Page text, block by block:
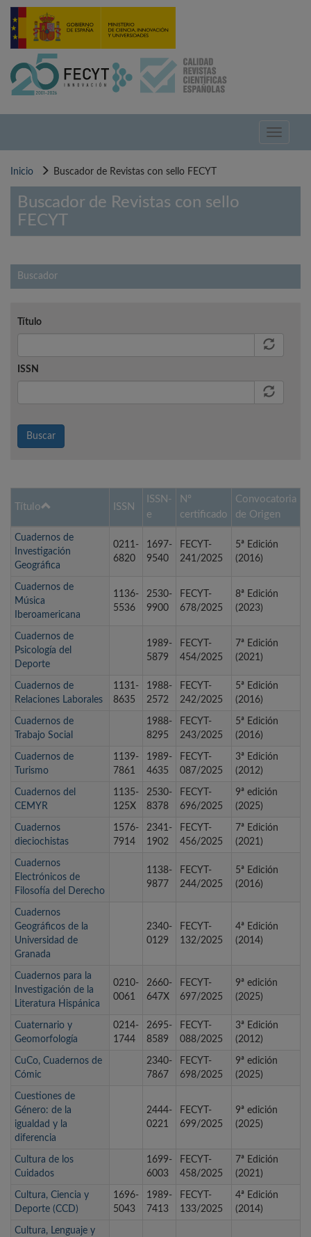
Pasar
contenido
Toggle
Inicio Buscador de Revistas con sello FECYT
Buscador de Revistas con sello
FECYT
Buscador
Título
ISSN
Buscar
Título ISSN
ISSN-
e
Nº
certificado
Convocatoria
de Origen
Cuadernos de
Investigación
Geográfica
0211-
6820
1697-
9540
FECYT-
241/2025
5ª Edición
(2016)
Cuadernos de
Música
Iberoamericana
1136-
5536
2530-
9900
FECYT-
678/2025
8ª Edición
(2023)
Cuadernos de
Psicología del
Deporte
1989-
5879
FECYT-
454/2025
7ª Edición
(2021)
Cuadernos de
Relaciones Laborales
1131-
8635
1988-
2572
FECYT-
242/2025
5ª Edición
(2016)
Cuadernos de
Trabajo Social
1988-
8295
FECYT-
243/2025
5ª Edición
(2016)
Cuadernos de
Turismo
1139-
7861
1989-
4635
FECYT-
087/2025
3ª Edición
(2012)
Cuadernos del
CEMYR
1135-
125X
2530-
8378
FECYT-
696/2025
9ª edición
(2025)
Cuadernos
dieciochistas
1576-
7914
2341-
1902
FECYT-
456/2025
7ª Edición
(2021)
Cuadernos
Electrónicos de
Filosofía del Derecho
1138-
9877
FECYT-
244/2025
5ª Edición
(2016)
Cuadernos
Geográficos de la
Universidad de
Granada
2340-
0129
FECYT-
132/2025
4ª Edición
(2014)
Cuadernos para la
Investigación de la
Literatura Hispánica
0210-
0061
2660-
647X
FECYT-
697/2025
9ª edición
(2025)
Cuaternario y
Geomorfología
0214-
1744
2695-
8589
FECYT-
088/2025
3ª Edición
(2012)
CuCo, Cuadernos de
Cómic
2340-
7867
FECYT-
698/2025
9ª edición
(2025)
Cuestiones de
Género: de la
igualdad y la
diferencia
2444-
0221
FECYT-
699/2025
9ª edición
(2025)
Cultura de los
Cuidados
1699-
6003
FECYT-
458/2025
7ª Edición
(2021)
Cultura, Ciencia y
Deporte (CCD)
1696-
5043
1989-
7413
FECYT-
133/2025
4ª Edición
(2014)
Cultura, Lenguaje y